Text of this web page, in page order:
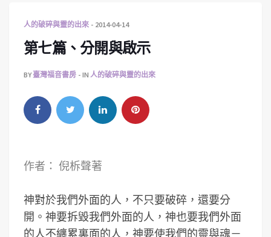
人的破碎與靈的出來 2014-04-14
第七篇、分開與啟示
BY臺灣福音書房 IN 人的破碎與靈的出來
作者： 倪柝聲著
神對於我們外面的人，不只要破碎，還要分
開。神要拆毀我們外面的人，神也要我們外面
的人不纏累裏面的人，神要使我們的靈與魂－